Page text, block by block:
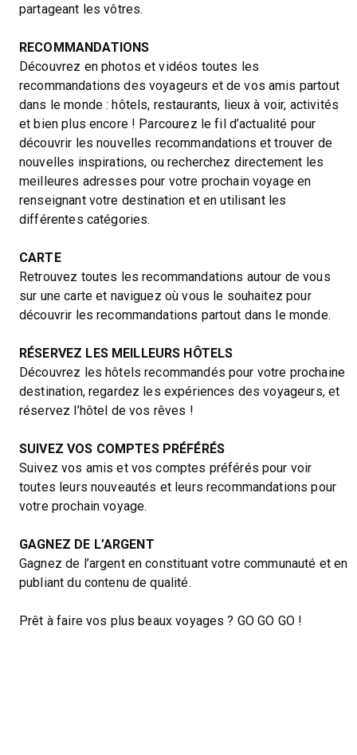
partageant les vôtres.
RECOMMANDATIONS
Découvrez en photos et vidéos toutes les
recommandations des voyageurs et de vos amis partout
dans le monde : hôtels, restaurants, lieux à voir, activités
et bien plus encore ! Parcourez le fil d’actualité pour
découvrir les nouvelles recommandations et trouver de
nouvelles inspirations, ou recherchez directement les
meilleures adresses pour votre prochain voyage en
renseignant votre destination et en utilisant les
différentes catégories.
CARTE
Retrouvez toutes les recommandations autour de vous
sur une carte et naviguez où vous le souhaitez pour
découvrir les recommandations partout dans le monde.
RÉSERVEZ LES MEILLEURS HÔTELS
Découvrez les hôtels recommandés pour votre prochaine
destination, regardez les expériences des voyageurs, et
réservez l’hôtel de vos rêves !
SUIVEZ VOS COMPTES PRÉFÉRÉS
Suivez vos amis et vos comptes préférés pour voir
toutes leurs nouveautés et leurs recommandations pour
votre prochain voyage.
GAGNEZ DE L’ARGENT
Gagnez de l’argent en constituant votre communauté et en
publiant du contenu de qualité.
Prêt à faire vos plus beaux voyages ? GO GO GO !